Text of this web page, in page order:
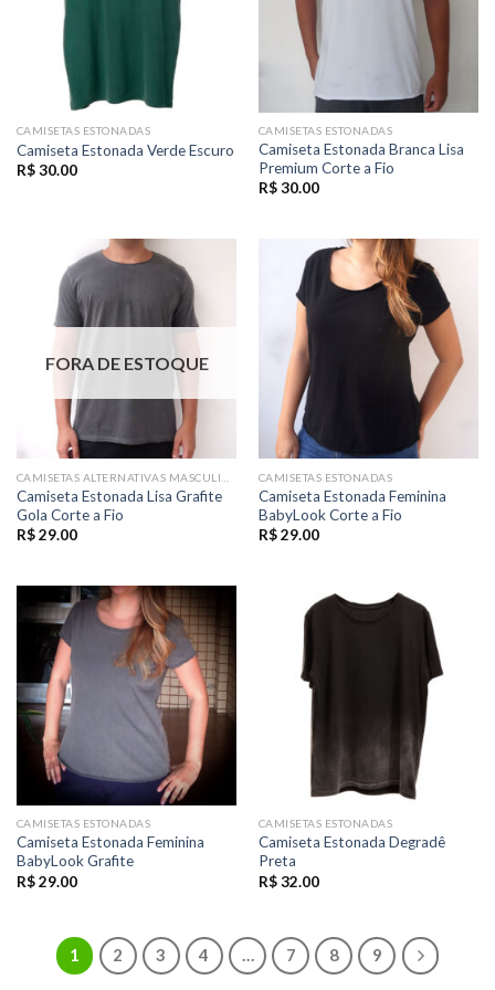
CAMISETAS ESTONADAS
Camiseta Estonada Verde Escuro
R$30.00
CAMISETAS ESTONADAS
Camiseta Estonada Branca Lisa
Premium Corte a Fio
R$30.00
FORA DE ESTOQUE
Camiseta Estonada Lisa Grafite
Gola Corte a Fio
R$29.00
CAMISETAS ESTONADAS
Camiseta Estonada Feminina
BabyLook Corte a Fio
R$29.00
CAMISETAS ESTONADAS
Camiseta Estonada Feminina
BabyLook Grafite
R$29.00
CAMISETAS ESTONADAS
Camiseta Estonada Degradê
Preta
R$32.00
1 2 3 4 … 7 8 9